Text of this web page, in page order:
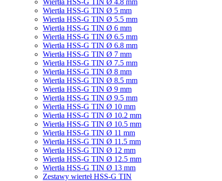
Wiertła HSS-G TIN Ø 4.8 mm
Wiertła HSS-G TIN Ø 5 mm
Wiertła HSS-G TIN Ø 5.5 mm
Wiertła HSS-G TIN Ø 6 mm
Wiertła HSS-G TIN Ø 6.5 mm
Wiertła HSS-G TIN Ø 6.8 mm
Wiertła HSS-G TIN Ø 7 mm
Wiertła HSS-G TIN Ø 7.5 mm
Wiertła HSS-G TIN Ø 8 mm
Wiertła HSS-G TIN Ø 8.5 mm
Wiertła HSS-G TIN Ø 9 mm
Wiertła HSS-G TIN Ø 9.5 mm
Wiertła HSS-G TIN Ø 10 mm
Wiertła HSS-G TIN Ø 10.2 mm
Wiertła HSS-G TIN Ø 10.5 mm
Wiertła HSS-G TIN Ø 11 mm
Wiertła HSS-G TIN Ø 11.5 mm
Wiertła HSS-G TIN Ø 12 mm
Wiertła HSS-G TIN Ø 12.5 mm
Wiertła HSS-G TIN Ø 13 mm
Zestawy wierteł HSS-G TIN